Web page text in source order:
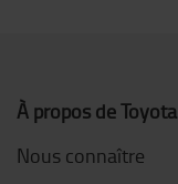
À propos de Toyota
Nous connaître